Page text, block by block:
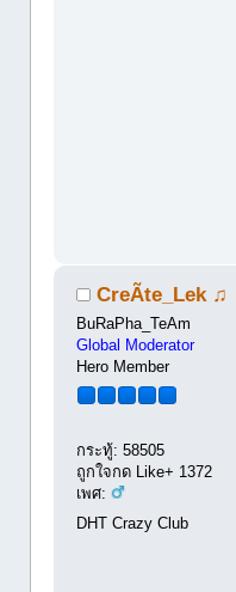
CreÃte_Lek ♫
BuRaPha_TeAm
Global Moderator
Hero Member
กระทู้: 58505
ถูกใจกด Like+ 1372
เพศ:
DHT Crazy Club